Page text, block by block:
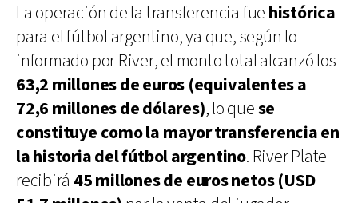
La operación de la transferencia fue histórica
para el fútbol argentino, ya que, según lo
informado por River, el monto total alcanzó los
63,2 millones de euros (equivalentes a
72,6 millones de dólares), lo quese
constituye como la mayor transferencia en
la historia del fútbol argentino. River Plate
recibirá 45 millones de euros netos (USD